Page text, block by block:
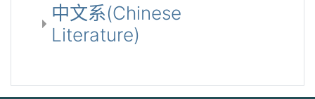
中文系(Chinese
Literature)